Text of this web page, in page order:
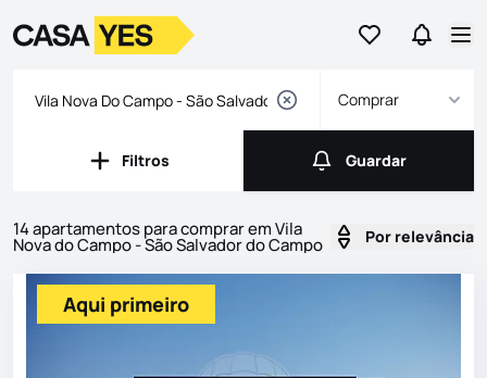
Ir para osIr para
LogoIr para a homepage
Comprar
Filtros
Filtros Guardar
Guardar
14 apartamentos para comprar em Vila
Nova do Campo - São Salvador do Campo Por relevância
Imóveis
Lista de Imóveis
Aqui primeiro